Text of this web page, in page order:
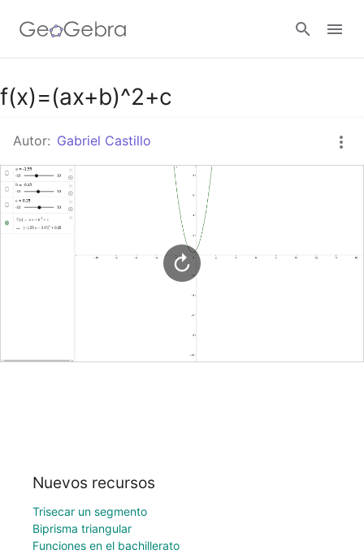
Google Classroom
GeoGebra Classroom
Abrir sesión
f(x)=(ax+b)^2+c
Autor: Gabriel Castillo
Nuevos recursos
Trisecar un segmento
Biprisma triangular
Funciones en el bachillerato